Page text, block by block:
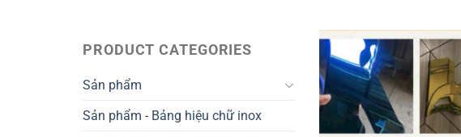
PRODUCT CATEGORIES
Sản phẩm
Sản phẩm - Bảng hiệu chữ inox